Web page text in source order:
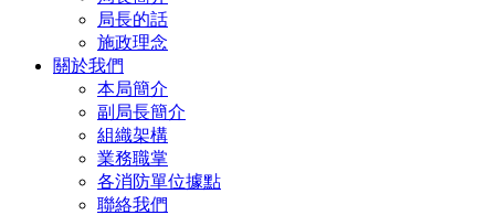
局長的話
施政理念
關於我們
本局簡介
副局長簡介
組織架構
業務職掌
各消防單位據點
聯絡我們